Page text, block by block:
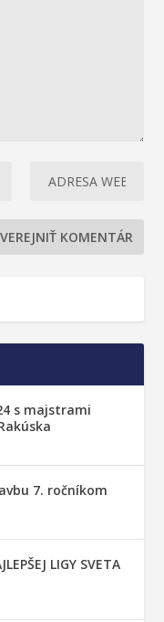
s majstrami
7. ročníkom
LIGY SVETA